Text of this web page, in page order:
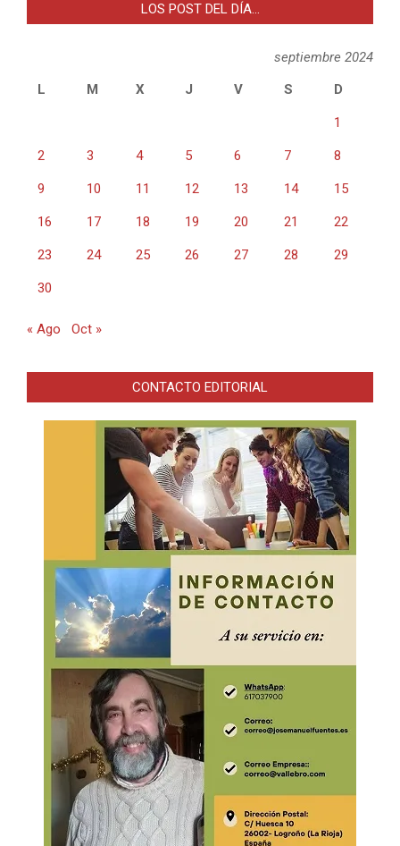
LOS POST DEL DÍA…
septiembre 2024
L
M X J V S D
1
2 3 4 5 6 7 8
9 10 11 12 13 14 15
16 17 18 19 20 21 22
23 24 25 26 27 28 29
30
« Ago Oct »
CONTACTO EDITORIAL